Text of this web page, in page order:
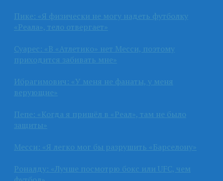
Пике: «Я физически не могу надеть футболку
«Реала», тело отвергает»
Суарес: «В «Атлетико» нет Месси, поэтому
приходится забивать мне»
Ибрагимович: «У меня не фанаты, у меня
верующие»
Пепе: «Когда я пришёл в «Реал», там не было
защиты»
Месси: «Я легко мог бы разрушить «Барселону»
Роналду: «Лучше посмотрю бокс или UFC, чем